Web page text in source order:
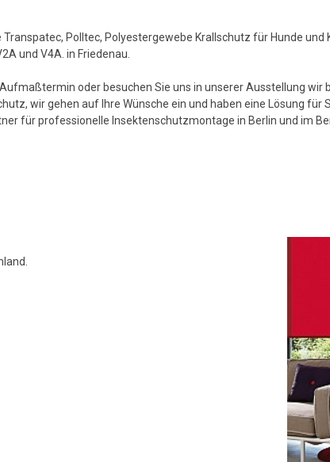
Polltec, Polyestergewebe Krallschutz für Hunde
und V4A. in Friedenau.
oder besuchen Sie uns in unserer Ausstellung wir
wir gehen auf Ihre Wünsche ein und haben eine Lösung für
für professionelle Insektenschutzmontage in Berlin und im